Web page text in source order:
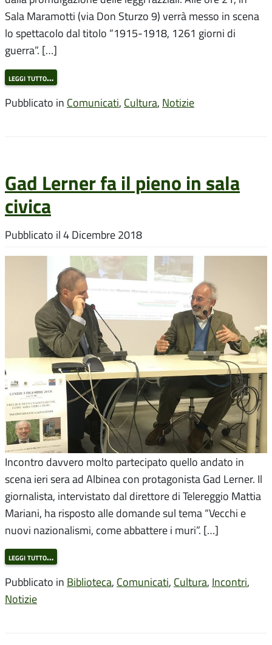
Sala Maramotti (via Don Sturzo 9) verrà messo in scena
lo spettacolo dal titolo “1915-1918, 1261 giorni di
guerra”. […]
leggi tutto…
Pubblicato in Comunicati, Cultura, Notizie
Gad Lerner fa il pieno in sala
civica
Pubblicato il 4 Dicembre 2018
Incontro davvero molto partecipato quello andato in
scena ieri sera ad Albinea con protagonista Gad Lerner. Il
giornalista, intervistato dal direttore di Telereggio Mattia
Mariani, ha risposto alle domande sul tema “Vecchi e
nuovi nazionalismi, come abbattere i muri”. […]
leggi tutto…
Pubblicato in Biblioteca, Comunicati, Cultura, Incontri,
Notizie